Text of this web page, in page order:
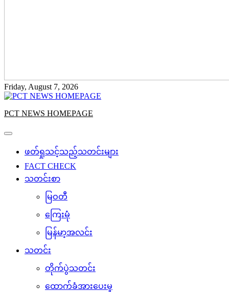
Friday, August 7, 2026
PCT NEWS HOMEPAGE
ဖတ်ရှုသင့်သည့်သတင်းများ
FACT CHECK
သတင်းစာ
မြဝတီ
ကြေးမုံ
မြန်မာ့အလင်း
သတင်း
တိုက်ပွဲသတင်း
ထောက်ခံအားပေးမှု